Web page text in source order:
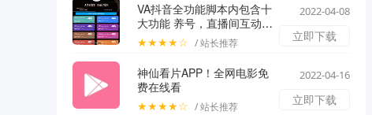
VA抖音全功能脚本内包含十
大功能 养号，直播间互动，
一键取关，一键消赞，留
痕，粉丝私信，粉丝关注，
评论区私信，评论区关注，
视频去水印十大功能
★★★★☆ / 站长推荐
2022-04-08
立即下载
神仙看片APP！全网电影免
费在线看
★★★★☆ / 站长推荐
2022-04-16
立即下载